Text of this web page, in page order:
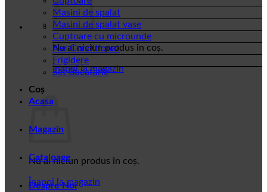
Nu ai niciun produs în coș.
Înapoi la magazin
Coș
Nu ai niciun produs în coș.
Înapoi la magazin
Masini de spalat
Masini de spalat vase
Cuptoare cu microunde
Aer Conditionat
Frigidere
Set Bucatarie
Acasa
Magazin
Cataloage
Despre Noi